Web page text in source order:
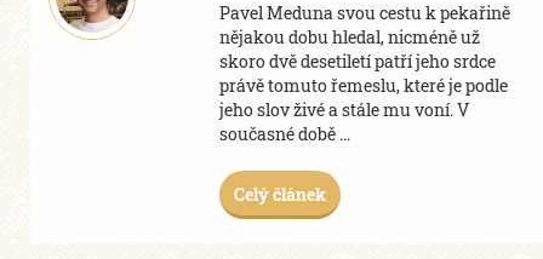
Pavel Meduna svou cestu k pekařině
nějakou dobu hledal, nicméně už
skoro dvě desetiletí patří jeho srdce
právě tomuto řemeslu, které je podle
jeho slov živé a stále mu voní. V
současné době ...
Celý článek